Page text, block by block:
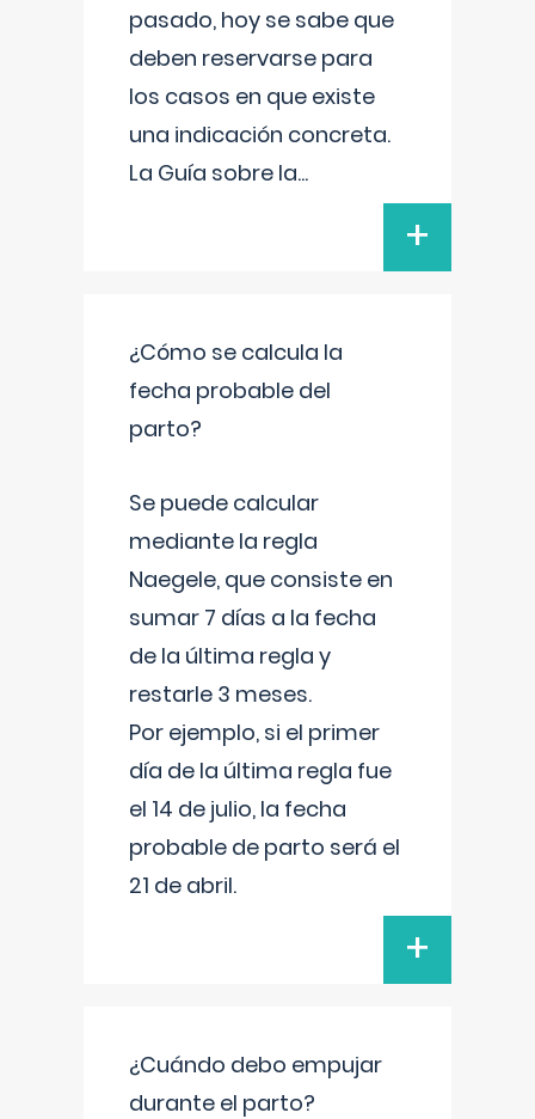
pasado, hoy se sabe que
deben reservarse para
los casos en que existe
una indicación concreta.
La Guía sobre la...
+
¿Cómo se calcula la
fecha probable del
parto?
Se puede calcular
mediante la regla
Naegele, que consiste en
sumar 7 días a la fecha
de la última regla y
restarle 3 meses.
Por ejemplo, si el primer
día de la última regla fue
el 14 de julio, la fecha
probable de parto será el
21 de abril.
+
¿Cuándo debo empujar
durante el parto?